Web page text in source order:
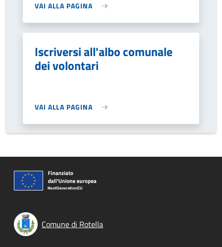
VAI ALLA PAGINA
Iscriversi all'albo comunale
dei volontari
VAI ALLA PAGINA
Comune di Rotella